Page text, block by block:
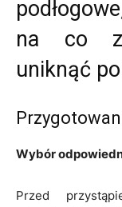
na co
uniknąć
Wybór
Przed